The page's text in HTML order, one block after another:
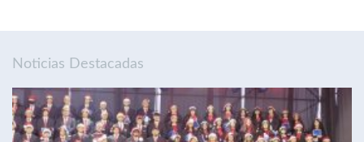
Noticias Destacadas